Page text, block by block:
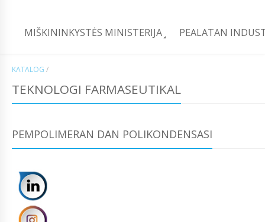
MIŠKININKYSTĖS MINISTERIJA PEALATAN
KATALOG /
TEKNOLOGI FARMASEUTIKAL
PEMPOLIMERAN DAN POLIKONDENSASI